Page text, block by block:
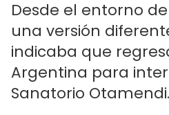
Desde el entorno
una versión
indicaba que
Argentina para
Sanatorio